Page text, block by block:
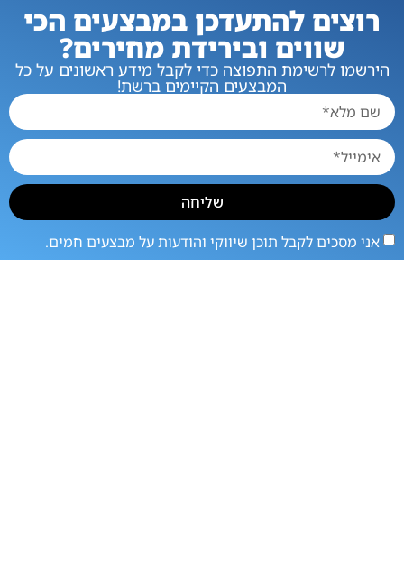
רוצים להתעדכן במבצעים הכי
שווים ובירידת מחירים?
הירשמו לרשימת התפוצה כדי לקבל מידע ראשונים על כל
המבצעים הקיימים ברשת!
אני מסכים לקבל תוכן שיווקי והודעות על מבצעים חמים.
שליחה